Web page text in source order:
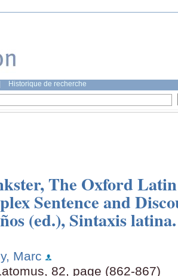
Historique de recherche
The Oxford
Sentence and
(ed.), Sintaxis latina.
Marc
82, page (862-867)